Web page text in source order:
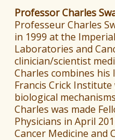
Professor Charles
Professeur Charles
in 1999 at the
Laboratories and
clinician/scientist
Charles combines
Francis Crick
biological
Charles was made
Physicians in April
Cancer Medicine and